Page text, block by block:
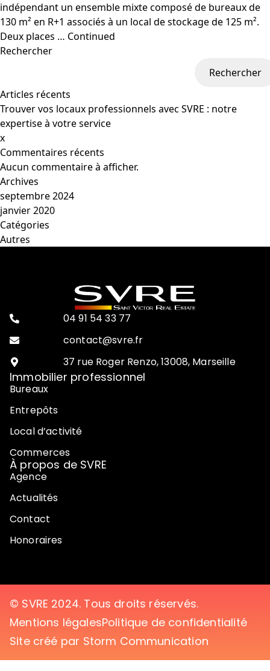
indépendant un ensemble mixte composé de bureaux de
130 m² en R+1 associés à un local de stockage de 125 m².
Deux places … Continued
Rechercher
Rechercher
Articles récents
Trouver vos locaux professionnels avec SVRE : notre
expertise à votre service
x
Commentaires récents
Aucun commentaire à afficher.
Archives
septembre 2024
janvier 2020
Catégories
Autres
04 91 54 33 77
contact@svre.fr
37 rue Roger Renzo, 13008, Marseille
Immobilier professionnel
Bureaux
Entrepôts
Local d’activité
Commerces
À propos de SVRE
Agence
Actualités
Contact
Honoraires
© SVRE 2024. Tous droits réservés.
Mentions légalesPolitique de confidentialité
Site créé par Storm Communication